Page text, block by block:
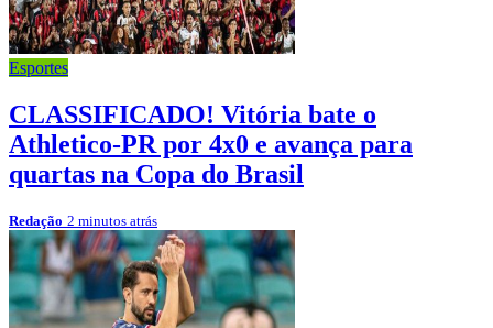
Esportes
CLASSIFICADO! Vitória bate o
Athletico-PR por 4x0 e avança para
quartas na Copa do Brasil
Redação 2 minutos atrás